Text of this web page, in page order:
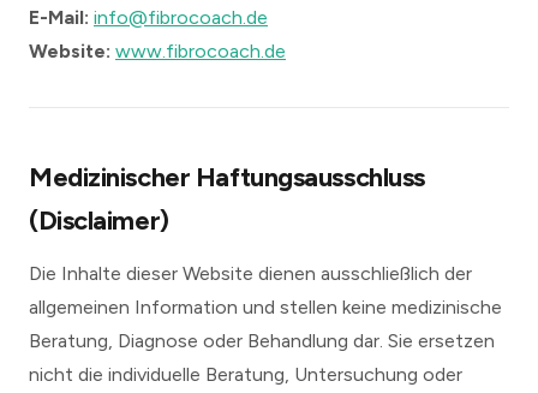
E-Mail: info@fibrocoach.de
Website: www.fibrocoach.de
Medizinischer Haftungsausschluss
(Disclaimer)
Die Inhalte dieser Website dienen ausschließlich der
allgemeinen Information und stellen keine medizinische
Beratung, Diagnose oder Behandlung dar. Sie ersetzen
nicht die individuelle Beratung, Untersuchung oder